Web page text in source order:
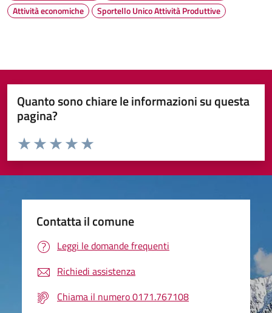
Attività economiche
Sportello Unico Attività Produttive
Quanto sono chiare le informazioni su questa
pagina?
Valuta da 1 a 5 stelle la pagina
Valuta 5 stelle su 5
Valuta 4 stelle su 5
Valuta 3 stelle su 5
Valuta 2 stelle su 5
Valuta 1 stelle su 5
Contatta il comune
Leggi le domande frequenti
Richiedi assistenza
Chiama il numero 0171.767108